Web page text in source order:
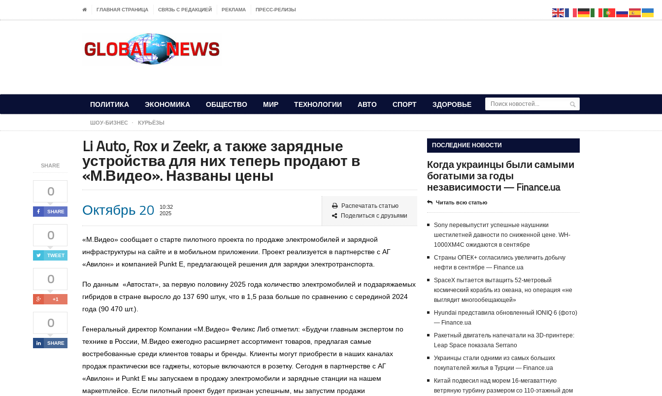
ГЛАВНАЯ СТРАНИЦА СВЯЗЬ С РЕДАКЦИЕЙ РЕКЛАМА ПРЕСС-РЕЛИЗЫ
ПОЛИТИКА ЭКОНОМИКА ОБЩЕСТВО МИР ТЕХНОЛОГИИ АВТО СПОРТ ЗДОРОВЬЕ
ШОУ-БИЗНЕС КУРЬЁЗЫ
SHARE
0
SHARE
0
TWEET
0
+1
0
SHARE
Li Auto, Rox и Zeekr, а также зарядные
устройства для них теперь продают в
«М.Видео». Названы цены
Октябрь 20
10:32
2025
Распечатать статью
Поделиться с друзьями
«М.Видео» сообщает о старте пилотного проекта по продаже электромобилей и зарядной
инфраструктуры на сайте и в мобильном приложении. Проект реализуется в партнерстве с АГ
«Авилон» и компанией Punkt E, предлагающей решения для зарядки электротранспорта.
По данным «Автостат», за первую половину 2025 года количество электромобилей и подзаряжаемых
гибридов в стране выросло до 137 690 штук, что в 1,5 раза больше по сравнению с серединой 2024
года (90 470 шт.).
Генеральный директор Компании «М.Видео» Феликс Либ отметил: «Будучи главным экспертом по
технике в России, М.Видео ежегодно расширяет ассортимент товаров, предлагая самые
востребованные среди клиентов товары и бренды. Клиенты могут приобрести в наших каналах
продаж практически все гаджеты, которые включаются в розетку. Сегодня в партнерстве с АГ
«Авилон» и Punkt E мы запускаем в продажу электромобили и зарядные станции на нашем
маркетплейсе. Если пилотный проект будет признан успешным, мы запустим продажи
ПОСЛЕДНИЕ НОВОСТИ
Когда украинцы были самыми
богатыми за годы
независимости — Finance.ua
Читать всю статью
Sony перевыпустит успешные наушники
шестилетней давности по сниженной цене. WH-
1000XM4C ожидаются в сентябре
Страны ОПЕК+ согласились увеличить добычу
нефти в сентябре — Finance.ua
SpaceX пытается вытащить 52-метровый
космический корабль из океана, но операция «не
выглядит многообещающей»
Hyundai представила обновленный IONIQ 6 (фото)
— Finance.ua
Ракетный двигатель напечатали на 3D-принтере:
Leap Space показала Serrano
Украинцы стали одними из самых больших
покупателей жилья в Турции — Finance.ua
Китай подвесил над морем 16-мегаваттную
ветряную турбину размером со 110-этажный дом